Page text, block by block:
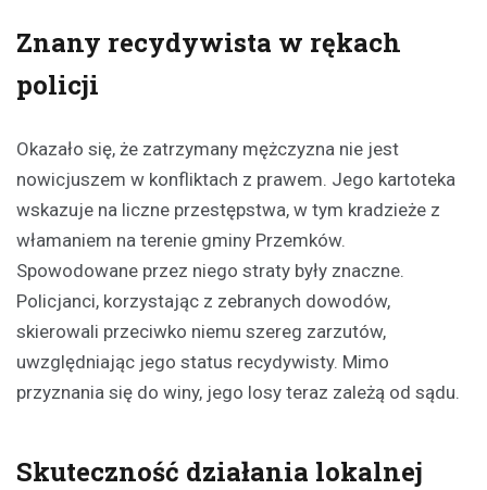
Znany recydywista w rękach
policji
Okazało się, że zatrzymany mężczyzna nie jest
nowicjuszem w konfliktach z prawem. Jego kartoteka
wskazuje na liczne przestępstwa, w tym kradzieże z
włamaniem na terenie gminy Przemków.
Spowodowane przez niego straty były znaczne.
Policjanci, korzystając z zebranych dowodów,
skierowali przeciwko niemu szereg zarzutów,
uwzględniając jego status recydywisty. Mimo
przyznania się do winy, jego losy teraz zależą od sądu.
Skuteczność działania lokalnej